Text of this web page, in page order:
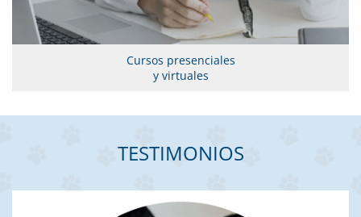
Cursos presenciales
y virtuales
TESTIMONIOS